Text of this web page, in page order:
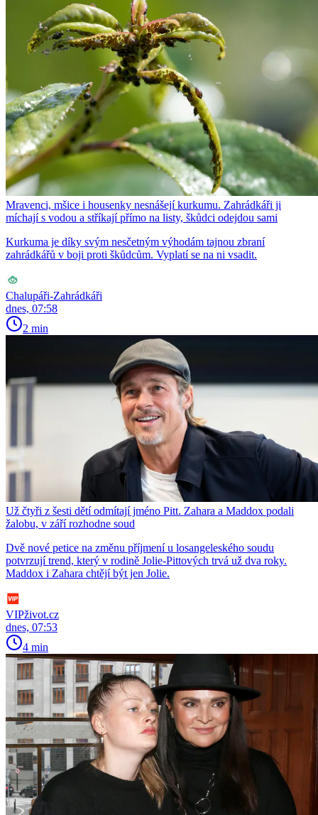
Mravenci, mšice i housenky nesnášejí kurkumu. Zahrádkáři ji
míchají s vodou a stříkají přímo na listy, škůdci odejdou sami
Kurkuma je díky svým nesčetným výhodám tajnou zbraní
zahrádkářů v boji proti škůdcům. Vyplatí se na ni vsadit.
Chalupáři-Zahrádkáři
dnes, 07:58
2 min
Už čtyři z šesti dětí odmítají jméno Pitt. Zahara a Maddox podali
žalobu, v září rozhodne soud
Dvě nové petice na změnu příjmení u losangeleského soudu
potvrzují trend, který v rodině Jolie-Pittových trvá už dva roky.
Maddox i Zahara chtějí být jen Jolie.
VIPživot.cz
dnes, 07:53
4 min